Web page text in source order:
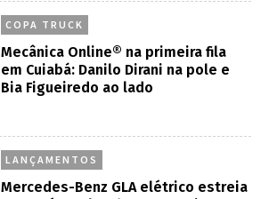
COPA TRUCK
Mecânica Online® na primeira fila
em Cuiabá: Danilo Dirani na pole e
Bia Figueiredo ao lado
LANÇAMENTOS
Mercedes-Benz GLA elétrico estreia